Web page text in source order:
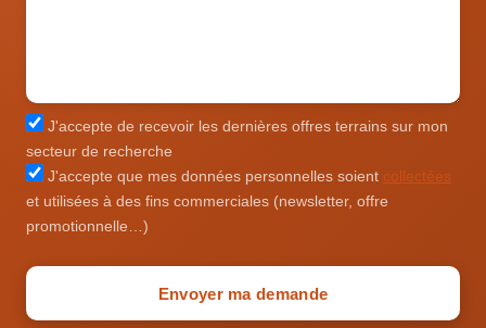
J'accepte de recevoir les dernières offres terrains sur mon
secteur de recherche
J'accepte que mes données personnelles soient collectées
et utilisées à des fins commerciales (newsletter, offre
promotionnelle…)
Envoyer ma demande